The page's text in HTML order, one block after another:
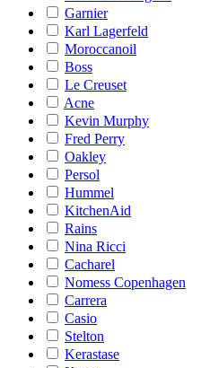
Garnier
Karl Lagerfeld
Moroccanoil
Boss
Le Creuset
Acne
Kevin Murphy
Fred Perry
Oakley
Persol
Hummel
KitchenAid
Rains
Nina Ricci
Cacharel
Nomess Copenhagen
Carrera
Casio
Stelton
Kerastase